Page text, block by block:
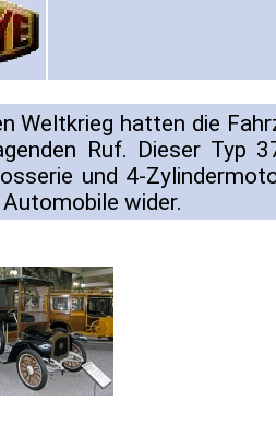
Weltkrieg hatten die
Ruf. Dieser Typ
und 4-
wider.